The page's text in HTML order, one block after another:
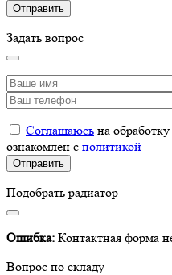
Задать вопрос
Соглашаюсь на
ознакомлен с политикой
Подобрать радиатор
Ошибка: Контактная форма
Вопрос по складу